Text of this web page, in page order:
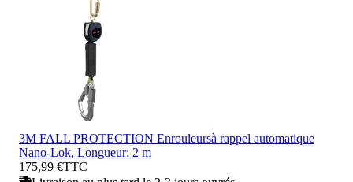
3M FALL PROTECTION Enrouleursà rappel automatique
Nano-Lok, Longueur: 2 m
175,99 €TTC